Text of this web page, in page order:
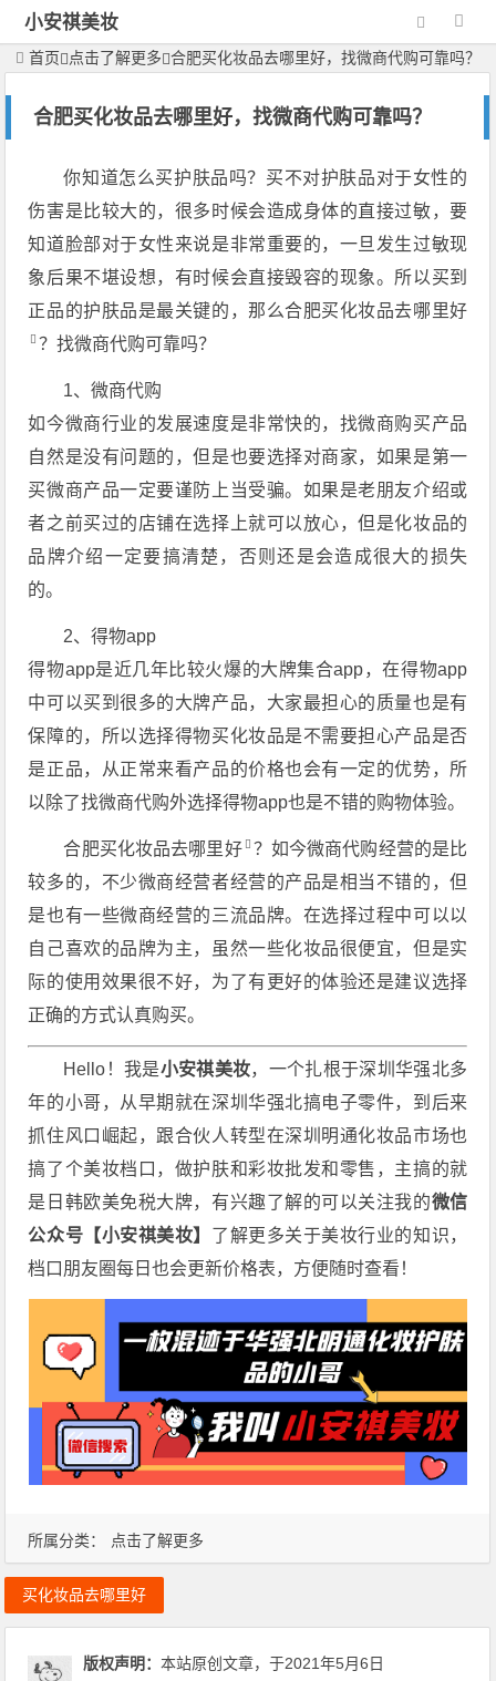
小安祺美妆
首页 点击了解更多 合肥买化妆品去哪里好，找微商代购可靠吗？
合肥买化妆品去哪里好，找微商代购可靠吗？
所属分类： 点击了解更多
你知道怎么买护肤品吗？买不对护肤品对于女性的
伤害是比较大的，很多时候会造成身体的直接过敏，要
知道脸部对于女性来说是非常重要的，一旦发生过敏现
象后果不堪设想，有时候会直接毁容的现象。所以买到
正品的护肤品是最关键的，那么合肥买化妆品去哪里好
？找微商代购可靠吗？
1、微商代购
如今微商行业的发展速度是非常快的，找微商购买产品
自然是没有问题的，但是也要选择对商家，如果是第一
买微商产品一定要谨防上当受骗。如果是老朋友介绍或
者之前买过的店铺在选择上就可以放心，但是化妆品的
品牌介绍一定要搞清楚，否则还是会造成很大的损失
的。
2、得物app
得物app是近几年比较火爆的大牌集合app，在得物app
中可以买到很多的大牌产品，大家最担心的质量也是有
保障的，所以选择得物买化妆品是不需要担心产品是否
是正品，从正常来看产品的价格也会有一定的优势，所
以除了找微商代购外选择得物app也是不错的购物体验。
合肥买化妆品去哪里好
？如今微商代购经营的是比
较多的，不少微商经营者经营的产品是相当不错的，但
是也有一些微商经营的三流品牌。在选择过程中可以以
自己喜欢的品牌为主，虽然一些化妆品很便宜，但是实
际的使用效果很不好，为了有更好的体验还是建议选择
正确的方式认真购买。
Hello！我是小安祺美妆，一个扎根于深圳华强北多
年的小哥，从早期就在深圳华强北搞电子零件，到后来
抓住风口崛起，跟合伙人转型在深圳明通化妆品市场也
搞了个美妆档口，做护肤和彩妆批发和零售，主搞的就
是日韩欧美免税大牌，有兴趣了解的可以关注我的微信
公众号【小安祺美妆】 了解更多关于美妆行业的知识，
档口朋友圈每日也会更新价格表，方便随时查看！
买化妆品去哪里好
版权声明：本站原创文章，于2021年5月6日